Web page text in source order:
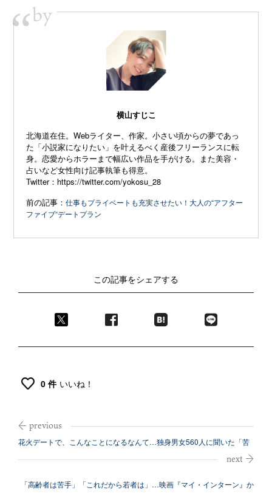
“by
横山すじこ
北海道在住。Webライター、作家。小さい頃からの夢であっ
た「小説家になりたい」を叶えるべく産後フリーランスに転
身。恋愛からホラーまで幅広い作品を手がける。また美容・
占いなど女性向け記事執筆も得意。
Twitter： https://twitter.com/yokosu_28
前の記事：仕事もプライベートも充実させたい！大人の“アフター
ファイブ“デートプラン
この記事をシェアする
0 件 いいね！
花火デートで、こんなことになるなんて…独身男女560人に聞いた「苦
「高齢者は苦手」「これだから若者は」…映画『マイ・インターン』か